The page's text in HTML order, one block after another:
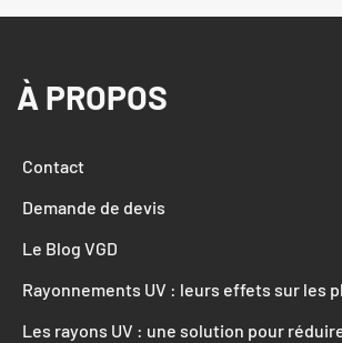
À PROPOS
Contact
Demande de devis
Le Blog VGD
Rayonnements UV : leurs effets sur les
Les rayons UV : une solution pour